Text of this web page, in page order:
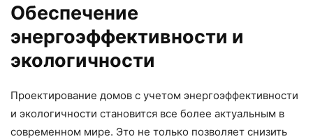
Обеспечение
энергоэффективности и
экологичности
Проектирование домов с учетом энергоэффективности
и экологичности становится все более актуальным в
современном мире. Это не только позволяет снизить